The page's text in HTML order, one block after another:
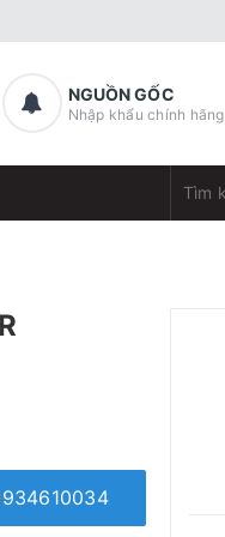
NGUỒN GỐC
Nhập khẩu chính hãng